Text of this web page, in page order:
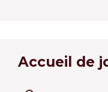
Accueil de